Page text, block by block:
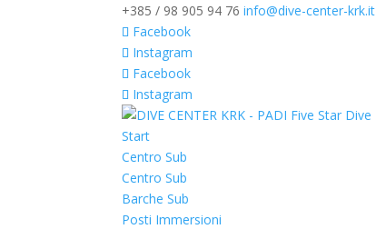
+385 / 98 905 94 76 info@dive-center-krk.it
Facebook
Instagram
Facebook
Instagram
Start
Centro Sub
Centro Sub
Barche Sub
Posti Immersioni